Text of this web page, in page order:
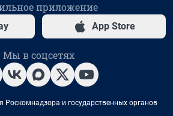
приложение
App Store
Мы в соцсетях
Роскомнадзора и государственных органов